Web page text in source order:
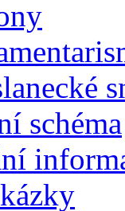
schéma